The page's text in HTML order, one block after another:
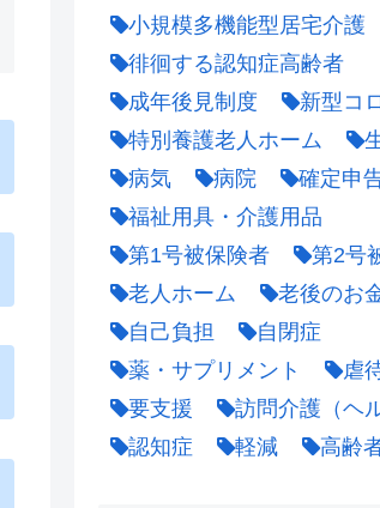
小規模多機能型居宅介護
徘徊する認知症高齢者
成年後見制度
新型コ
特別養護老人ホーム
病気
病院
確定申
福祉用具・介護用品
第1号被保険者
第2号
老人ホーム
老後のお
自己負担
自閉症
薬・サプリメント
虐
要支援
訪問介護（ヘ
認知症
軽減 高齢